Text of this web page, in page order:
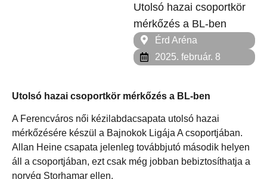
Utolsó hazai csoportkör
mérkőzés a BL-ben
Érd Aréna
2025. február. 8
Utolsó hazai csoportkör mérkőzés a BL-ben
A Ferencváros női kézilabdacsapata utolsó hazai
mérkőzésére készül a Bajnokok Ligája A csoportjában.
Allan Heine csapata jelenleg továbbjutó második helyen
áll a csoportjában, ezt csak még jobban bebiztosíthatja a
norvég Storhamar ellen.